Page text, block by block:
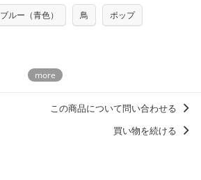
ブルー（青色） 鳥 ポップ
この商品について問い合わせる
買い物を続ける